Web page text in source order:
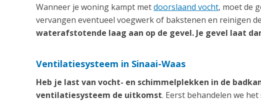
Wanneer je woning kampt metdoorslaand vocht, moet de
vervangen eventueel voegwerk of bakstenen en reinigen
waterafstotende laag aan op de gevel. Je gevel laat
Ventilatiesysteem in Sinaai-Waas
Heb je last van vocht- en schimmelplekken in de
ventilatiesysteem de uitkomst. Eerst behandelen we